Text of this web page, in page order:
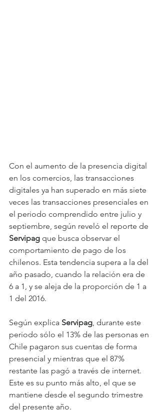
Con el aumento de la presencia digital
en los comercios, las transacciones
digitales ya han superado en más siete
veces las transacciones presenciales en
el periodo comprendido entre julio y
septiembre, según reveló el reporte de
Servipag que busca observar el
comportamiento de pago de los
chilenos. Esta tendencia supera a la del
año pasado, cuando la relación era de
6 a 1, y se aleja de la proporción de 1 a
1 del 2016.
Según explica Servipag , durante este
periodo sólo el 13% de las personas en
Chile pagaron sus cuentas de forma
presencial y mientras que el 87%
restante las pagó a través de internet.
Este es su punto más alto, el que se
mantiene desde el segundo trimestre
del presente año.